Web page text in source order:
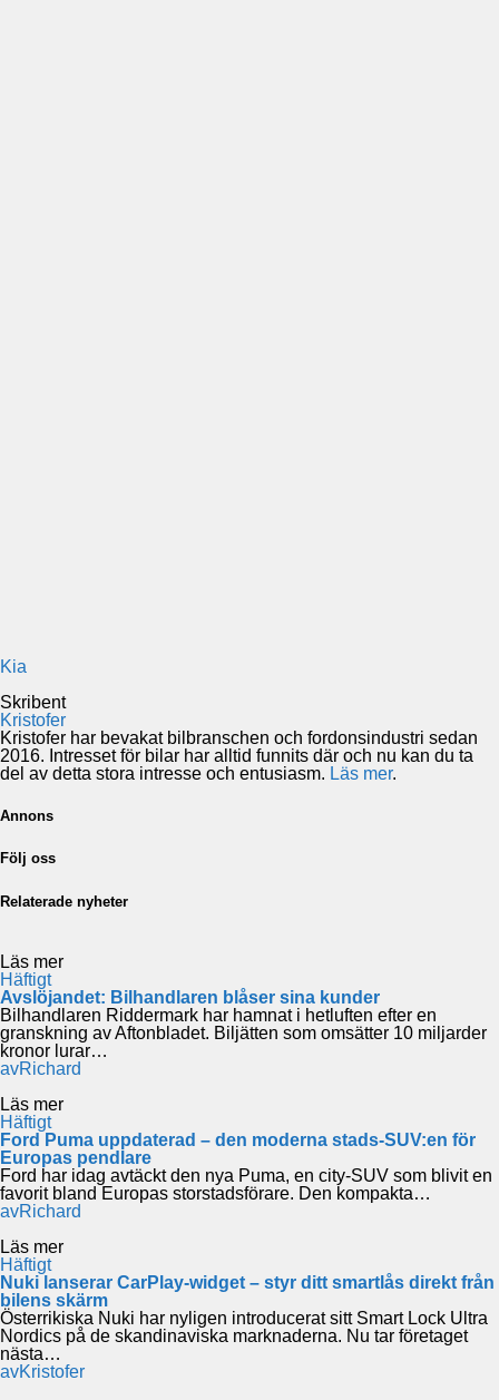
Kia
Skribent
Kristofer
Kristofer har bevakat bilbranschen och fordonsindustri sedan
2016. Intresset för bilar har alltid funnits där och nu kan du ta
del av detta stora intresse och entusiasm. Läs mer.
Annons
Följ oss
Relaterade nyheter
Läs mer
Häftigt
Avslöjandet: Bilhandlaren blåser sina kunder
Bilhandlaren Riddermark har hamnat i hetluften efter en
granskning av Aftonbladet. Biljätten som omsätter 10 miljarder
kronor lurar…
avRichard
Läs mer
Häftigt
Ford Puma uppdaterad – den moderna stads-SUV:en för
Europas pendlare
Ford har idag avtäckt den nya Puma, en city-SUV som blivit en
favorit bland Europas storstadsförare. Den kompakta…
avRichard
Läs mer
Häftigt
Nuki lanserar CarPlay-widget – styr ditt smartlås direkt från
bilens skärm
Österrikiska Nuki har nyligen introducerat sitt Smart Lock Ultra
Nordics på de skandinaviska marknaderna. Nu tar företaget
nästa…
avKristofer